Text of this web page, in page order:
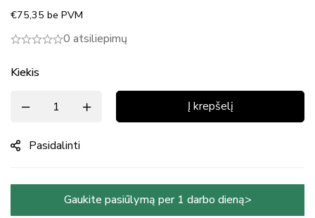
€75,35 be PVM
0 atsiliepimų
Kiekis
Į krepšelį
Pasidalinti
Gaukite pasiūlymą per 1 darbo dieną>